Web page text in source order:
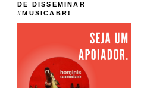
DE DISSEMINAR
#MUSICABR!